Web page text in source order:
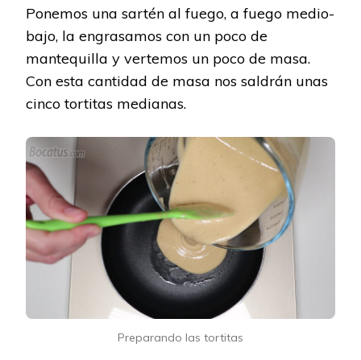
Ponemos una sartén al fuego, a fuego medio-
bajo, la engrasamos con un poco de
mantequilla y vertemos un poco de masa.
Con esta cantidad de masa nos saldrán unas
cinco tortitas medianas.
Preparando las tortitas